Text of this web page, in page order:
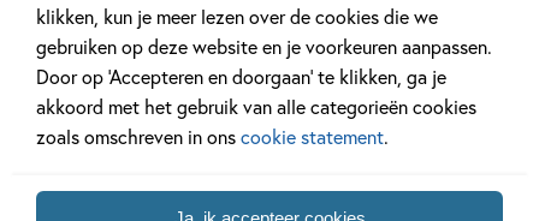
klikken, kun je meer lezen over de cookies die we
gebruiken op deze website en je voorkeuren aanpassen.
Door op ‘Accepteren en doorgaan’ te klikken, ga je
akkoord met het gebruik van alle categorieën cookies
zoals omschreven in onscookie statement.